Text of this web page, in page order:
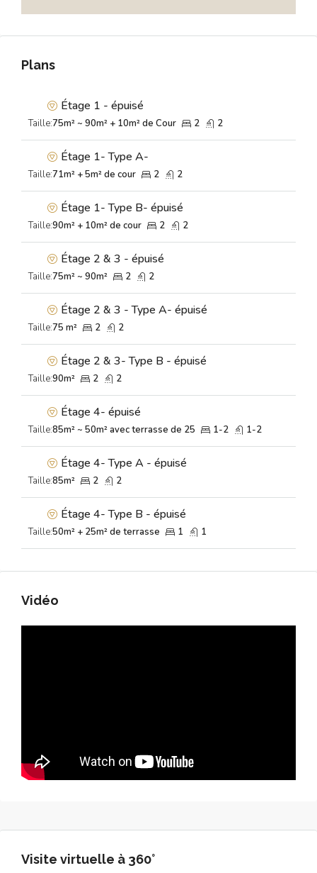
Plans
Étage 1 - épuisé
Taille:75m² ~ 90m² + 10m² de Cour 2 2
Étage 1- Type A-
Taille:71m² + 5m² de cour 2 2
Étage 1- Type B- épuisé
Taille:90m² + 10m² de cour 2 2
Étage 2 & 3 - épuisé
Taille:75m² ~ 90m² 2 2
Étage 2 & 3 - Type A- épuisé
Taille:75 m² 2 2
Étage 2 & 3- Type B - épuisé
Taille:90m² 2 2
Étage 4- épuisé
Taille:85m² ~ 50m² avec terrasse de 25 1-2 1-2
Étage 4- Type A - épuisé
Taille:85m² 2 2
Étage 4- Type B - épuisé
Taille:50m² + 25m² de terrasse 1 1
Vidéo
Visite virtuelle à 360°